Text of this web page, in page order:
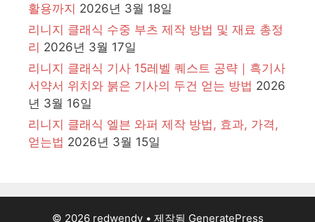
활용까지 2026년 3월 18일
리니지 클래식 수중 부츠 제작 방법 및 재료 총정
리 2026년 3월 17일
리니지 클래식 기사 15레벨 퀘스트 공략｜흑기사
서약서 위치와 붉은 기사의 두건 얻는 방법 2026
년 3월 16일
리니지 클래식 엘븐 와퍼 제작 방법, 효과, 가격,
얻는법 2026년 3월 15일
© 2026 redwendy• 제작됨 GeneratePress